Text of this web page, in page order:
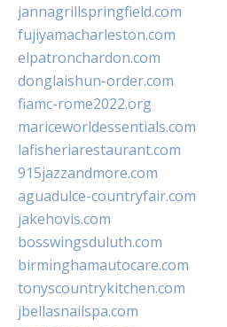
jannagrillspringfield.com
fujiyamacharleston.com
elpatronchardon.com
donglaishun-order.com
fiamc-rome2022.org
mariceworldessentials.com
lafisheriarestaurant.com
915jazzandmore.com
aguadulce-countryfair.com
jakehovis.com
bosswingsduluth.com
birminghamautocare.com
tonyscountrykitchen.com
jbellasnailspa.com